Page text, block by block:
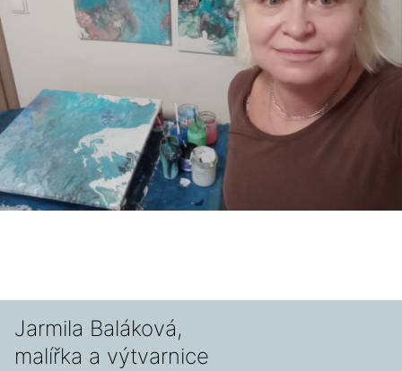
Jarmila Baláková,
malířka a výtvarnice